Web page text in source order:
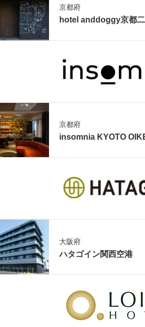
京都府
hotel anddoggy京都
京都府
insomnia KYOTO
大阪府
ハタゴイン関西空港